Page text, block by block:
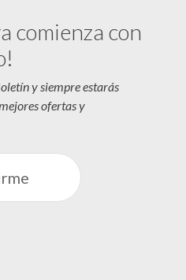
comienza con
y siempre estarás
ofertas y